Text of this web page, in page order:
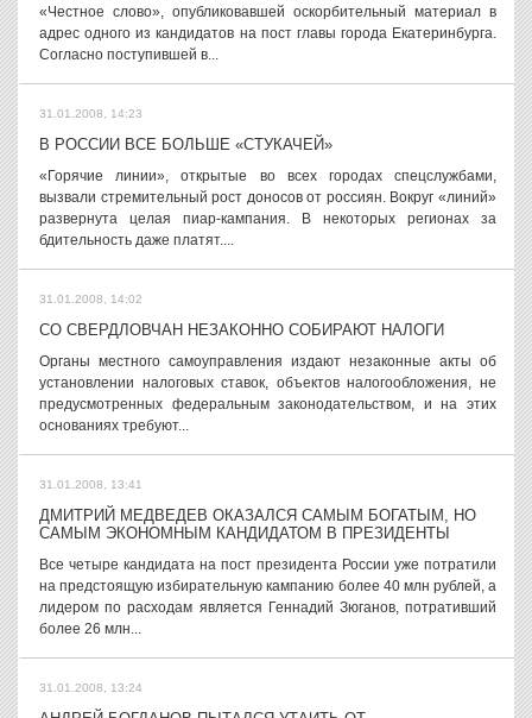
«Честное слово», опубликовавшей оскорбительный материал в
адрес одного из кандидатов на пост главы города Екатеринбурга.
Согласно поступившей в...
31.01.2008, 14:23
В РОССИИ ВСЕ БОЛЬШЕ «СТУКАЧЕЙ»
«Горячие линии», открытые во всех городах спецслужбами,
вызвали стремительный рост доносов от россиян. Вокруг «линий»
развернута целая пиар-кампания. В некоторых регионах за
бдительность даже платят....
31.01.2008, 14:02
СО СВЕРДЛОВЧАН НЕЗАКОННО СОБИРАЮТ НАЛОГИ
Органы местного самоуправления издают незаконные акты об
установлении налоговых ставок, объектов налогообложения, не
предусмотренных федеральным законодательством, и на этих
основаниях требуют...
31.01.2008, 13:41
ДМИТРИЙ МЕДВЕДЕВ ОКАЗАЛСЯ САМЫМ БОГАТЫМ, НО
САМЫМ ЭКОНОМНЫМ КАНДИДАТОМ В ПРЕЗИДЕНТЫ
Все четыре кандидата на пост президента России уже потратили
на предстоящую избирательную кампанию более 40 млн рублей, а
лидером по расходам является Геннадий Зюганов, потративший
более 26 млн...
31.01.2008, 13:24